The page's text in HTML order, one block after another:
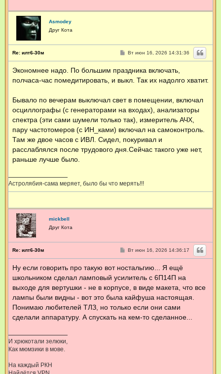
Asmodey
Друг Кота
Re: илт6-30м
С
б
щ
е
е
Вт июн 16, 2026 14:31:36
Экономнее надо. По большим праздника включать,
полчаса-час помедитировать, и выкл. Так их надолго хватит.
Бывало по вечерам выключал свет в помещении, включал
осциллографы (с генераторами на входах), анализаторы
спектра (эти сами шумели только так), измеритель АЧХ,
пару частотомеров (с ИН_ками) включал на самоконтроль.
Там же двое часов с ИВЛ. Сидел, покуривал и
расслаблялся после трудового дня.Сейчас такого уже нет,
раньше лучше было.
Астролябия-сама меряет, было бы что мерять!!!
mickbell
Друг Кота
Re: илт6-30м
С
б
е
и
е
Вт июн 16, 2026 14:36:17
Ну если говорить про такую вот ностальгию... Я ещё
школьником сделал ламповый усилитель с 6П14П на
выходе для вертушки - не в корпусе, в виде макета, что все
лампы были видны - вот это была кайфуша настоящая.
Понимаю любителей ТЛЗ, но только если они сами
сделали аппаратуру. А спускать на кем-то сделанное...
И хрюкотали зелюки,
Как мюмзики в мове.
На каждый РКН